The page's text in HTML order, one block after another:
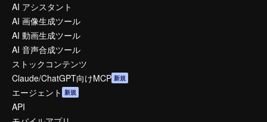
AI アシスタント
AI 画像生成ツール
AI 動画生成ツール
AI 音声合成ツール
ストックコンテンツ
Claude/ChatGPT向けMCP 新規
エージェント 新規
API